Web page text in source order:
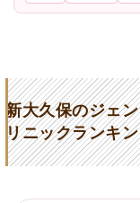
新大久保のジェ
リニックランキ